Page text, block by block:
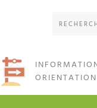
ORIENTATION